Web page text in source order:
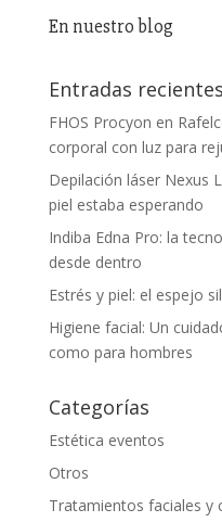
En nuestro blog
Entradas recientes
FHOS Procyon en
corporal con luz para
Depilación láser Nexus
piel estaba esperando
Indiba Edna Pro: la
desde dentro
Estrés y piel: el espejo
Higiene facial: Un
como para hombres
Categorías
Estética eventos
Otros
Tratamientos faciales y